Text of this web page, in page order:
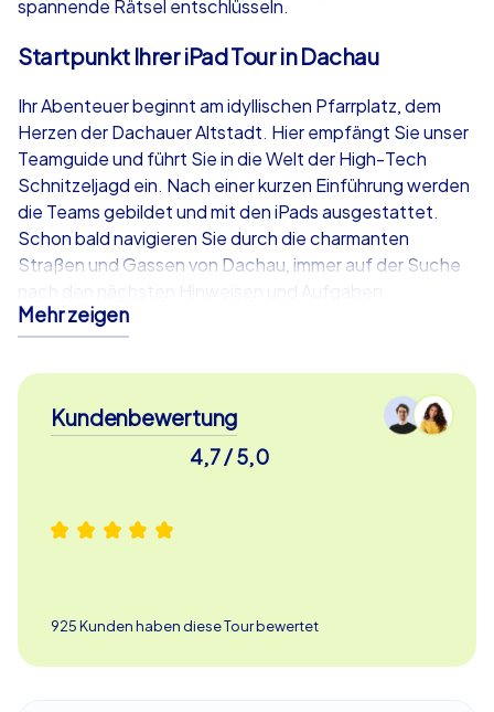
spannende Rätsel entschlüsseln.
Startpunkt Ihrer iPad Tour in Dachau
Ihr Abenteuer beginnt am idyllischen Pfarrplatz, dem
Herzen der Dachauer Altstadt. Hier empfängt Sie unser
Teamguide und führt Sie in die Welt der High-Tech
Schnitzeljagd ein. Nach einer kurzen Einführung werden
die Teams gebildet und mit den iPads ausgestattet.
Schon bald navigieren Sie durch die charmanten
Straßen und Gassen von Dachau, immer auf der Suche
nach den nächsten Hinweisen und Aufgaben.
Sehenswürdigkeiten und spannende
Geschichten
Während Ihrer iPad Tour in Dachau kommen Sie an
einigen der bekanntesten Sehenswürdigkeiten der
Stadt vorbei. Das beeindruckende Schloss Dachau,
majestätisch über der Stadt und bietet einen
das Alte Rathaus, ein Juwel der Architektur, wird Teil Ihrer
Route sein. Jede dieser Stationen hält spannende
Mehr zeigen
Kundenbewertung
4,7 / 5,0
925 Kunden haben diese Tour bewertet